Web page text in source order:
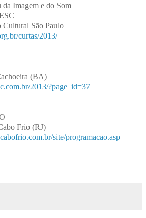
da Imagem e do Som
Cultural São Paulo
curtas/2013/
(BA)
2013/?page_id=37
Frio (RJ)
site/programacao.asp